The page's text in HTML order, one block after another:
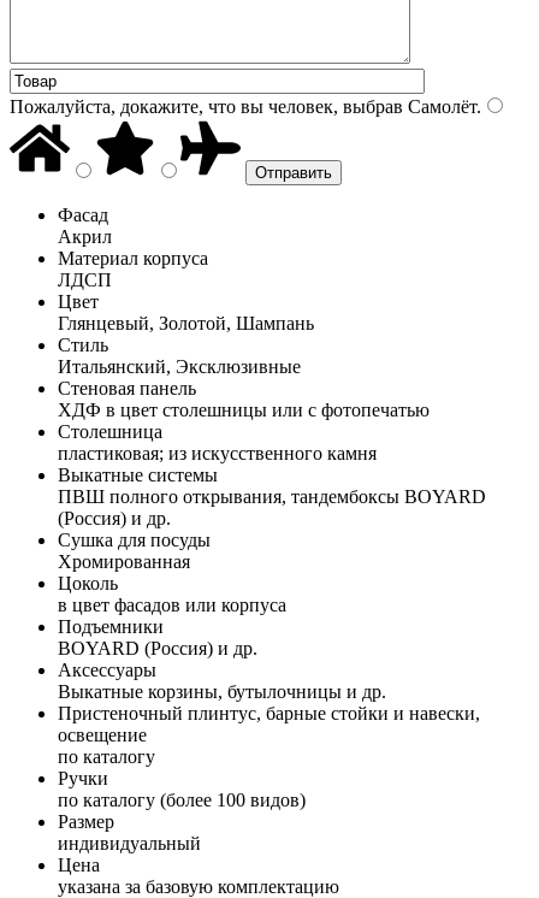
Пожалуйста, докажите, что вы человек, выбрав Самолёт.
Фасад
Акрил
Материал корпуса
ЛДСП
Цвет
Глянцевый, Золотой, Шампань
Стиль
Итальянский, Эксклюзивные
Стеновая панель
ХДФ в цвет столешницы или с фотопечатью
Столешница
пластиковая; из искусственного камня
Выкатные системы
ПВШ полного открывания, тандембоксы BOYARD
(Россия) и др.
Сушка для посуды
Хромированная
Цоколь
в цвет фасадов или корпуса
Подъемники
BOYARD (Россия) и др.
Аксессуары
Выкатные корзины, бутылочницы и др.
Пристеночный плинтус, барные стойки и навески,
освещение
по каталогу
Ручки
по каталогу (более 100 видов)
Размер
индивидуальный
Цена
указана за базовую комплектацию